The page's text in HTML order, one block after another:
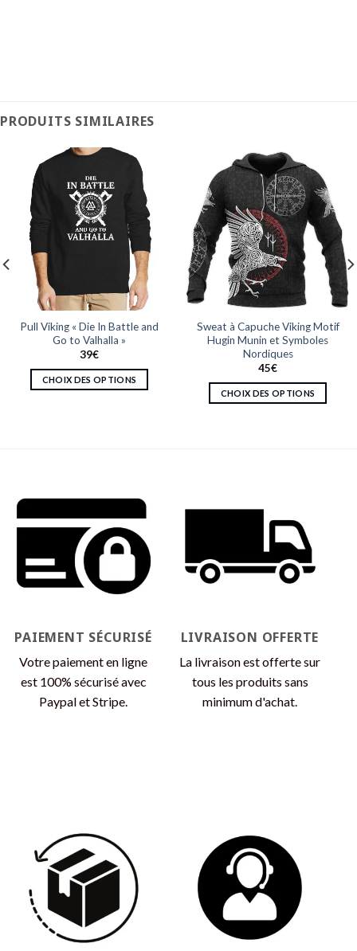
PRODUITS SIMILAIRES
Pull Viking « Die In Battle and
Go to Valhalla »
39€
CHOIX DES OPTIONS
options
peuvent
être
choisies
la
page
produit
Sweat à Capuche Viking Motif
Hugin Munin et Symboles
Nordiques
45€
CHOIX DES OPTIONS
peuvent
être
choisies
sur
produit
PAIEMENT SÉCURISÉ
Votre paiement en ligne
est 100% sécurisé avec
Paypal et Stripe.
LIVRAISON OFFERTE
La livraison est offerte sur
tous les produits sans
minimum d'achat.